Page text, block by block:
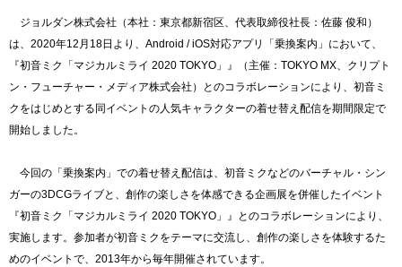
ジョルダン株式会社（本社：東京都新宿区、代表取締役社長：佐藤 俊和）
は、2020年12月18日より、Android / iOS対応アプリ「乗換案内」において、
『初音ミク「マジカルミライ 2020 TOKYO」』（主催：TOKYO MX、クリプト
ン・フューチャー・メディア株式会社）とのコラボレーションにより、初音ミ
クをはじめとする同イベントの人気キャラクターの着せ替え配信を期間限定で
開始しました。
今回の「乗換案内」での着せ替え配信は、初音ミクなどのバーチャル・シン
ガーの3DCGライブと、創作の楽しさを体感できる企画展を併催したイベント
『初音ミク「マジカルミライ 2020 TOKYO」』とのコラボレーションにより、
実施します。参加者が初音ミクをテーマに交流し、創作の楽しさを体験するた
めのイベントで、2013年から毎年開催されています。